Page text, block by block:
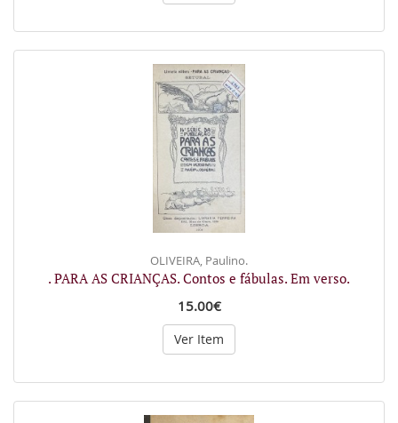
OLIVEIRA, Paulino.
. PARA AS CRIANÇAS. Contos e fábulas. Em verso.
15.00€
Ver Item